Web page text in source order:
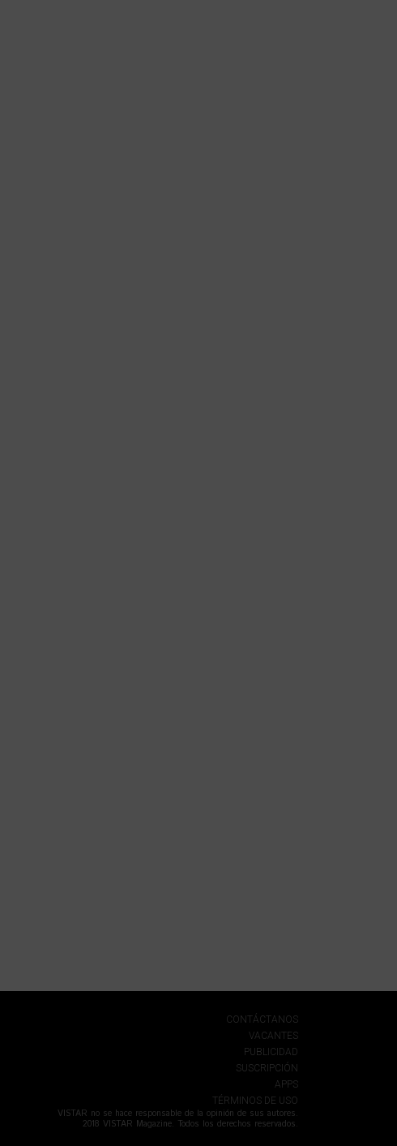
CONTÁCTANOS
VACANTES
PUBLICIDAD
SUSCRIPCIÓN
APPS
TÉRMINOS DE USO
VISTAR no se hace responsable de la opinión de sus autores.
2018 VISTAR Magazine. Todos los derechos reservados.